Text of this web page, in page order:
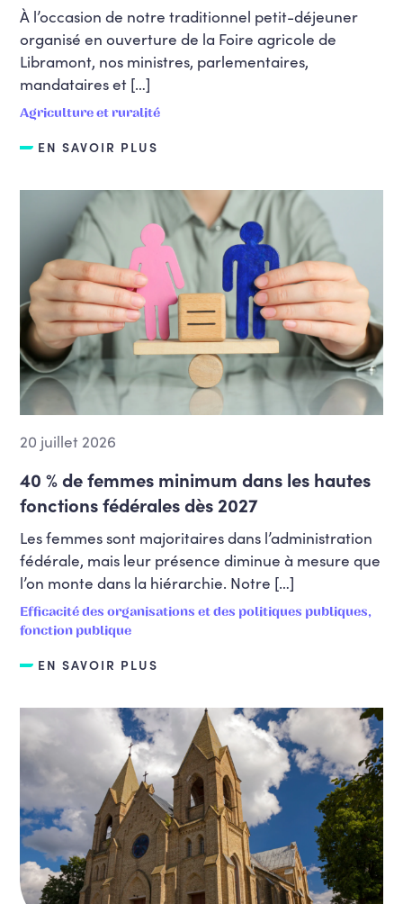
À l’occasion de notre traditionnel petit-déjeuner
organisé en ouverture de la Foire agricole de
Libramont, nos ministres, parlementaires,
mandataires et […]
Agriculture et ruralité
EN SAVOIR PLUS
20 juillet 2026
40 % de femmes minimum dans les hautes
fonctions fédérales dès 2027
Les femmes sont majoritaires dans l’administration
fédérale, mais leur présence diminue à mesure que
l’on monte dans la hiérarchie. Notre […]
Efficacité des organisations et des politiques publiques,
fonction publique
EN SAVOIR PLUS